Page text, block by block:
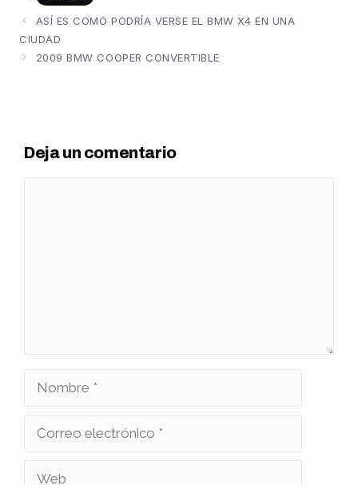
ASÍ ES COMO PODRÍA VERSE EL BMW X4 EN UNA
CIUDAD
2009 BMW COOPER CONVERTIBLE
Deja un comentario
Nombre
Correo
Web